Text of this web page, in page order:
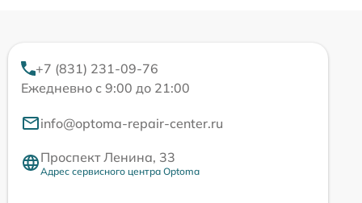
+7 (831) 231-09-76
Ежедневно с 9:00 до 21:00
info@optoma-repair-center.ru
Проспект Ленина, 33
Адрес сервисного центра Optoma